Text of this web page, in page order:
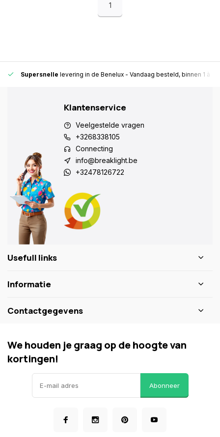
1
Supersnelle levering in de Benelux - Vandaag besteld, binnen 1 à 2
Klantenservice
Veelgestelde vragen
+3268338105
Connecting
info@breaklight.be
+32478126722
Usefull links
Informatie
Contactgegevens
We houden je graag op de hoogte van
kortingen!
Abonneer